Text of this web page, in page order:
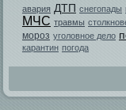
авария ДТП снегопады
МЧС травмы
мороз уголовное дело
карантин погода